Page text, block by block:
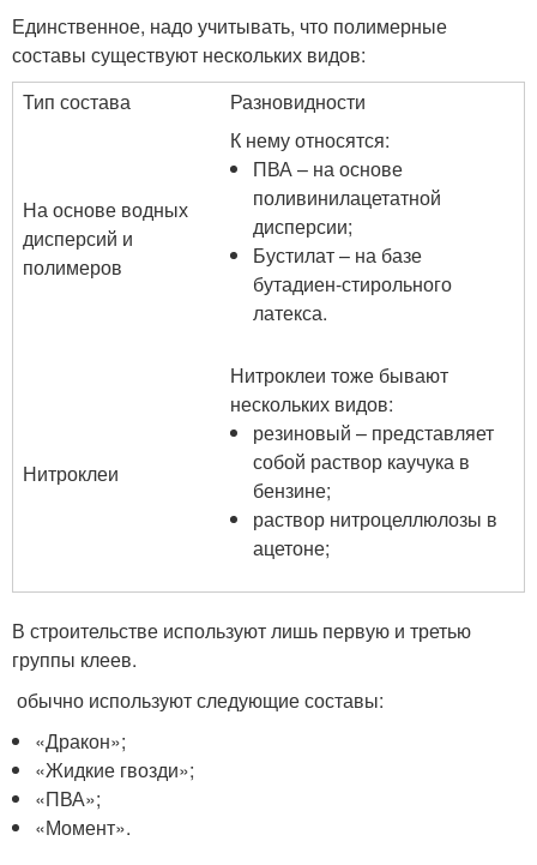
Единственное, надо учитывать, что полимерные
составы существуют нескольких видов:
Тип состава
Разновидности
На основе водных
дисперсий и
полимеров
К нему относятся:
ПВА – на основе
поливинилацетатной
дисперсии;
Бустилат – на базе
бутадиен-стирольного
латекса.
Нитроклеи
Нитроклеи тоже бывают
нескольких видов:
резиновый – представляет
собой раствор каучука в
бензине;
раствор нитроцеллюлозы в
ацетоне;
В строительстве используют лишь первую и третью
группы клеев.
обычно используют следующие составы:
«Дракон»;
«Жидкие гвозди»;
«ПВА»;
«Момент».